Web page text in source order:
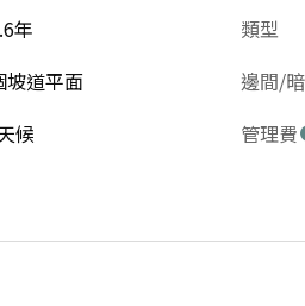
年 類型
坡道平面 邊間/
候 管理費